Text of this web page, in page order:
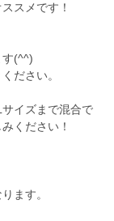
スメです！
す(^^)
ださい。
イズまで混合で
ください！
ます。